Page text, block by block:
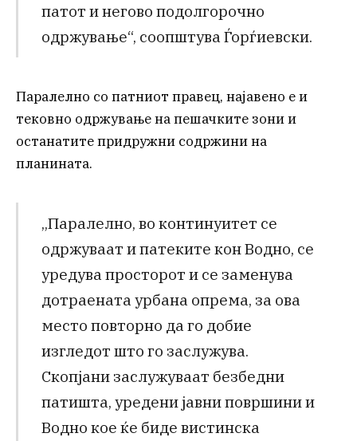
патот и негово подолгорочно
одржување“, соопштува Ѓорѓиевски.
Паралелно со патниот правец, најавено е и
тековно одржување на пешачките зони и
останатите придружни содржини на
планината.
„Паралелно, во континуитет се
одржуваат и патеките кон Водно, се
уредува просторот и се заменува
дотраената урбана опрема, за ова
место повторно да го добие
изгледот што го заслужува.
Скопјани заслужуваат безбедни
патишта, уредени јавни површини и
Водно кое ќе биде вистинска